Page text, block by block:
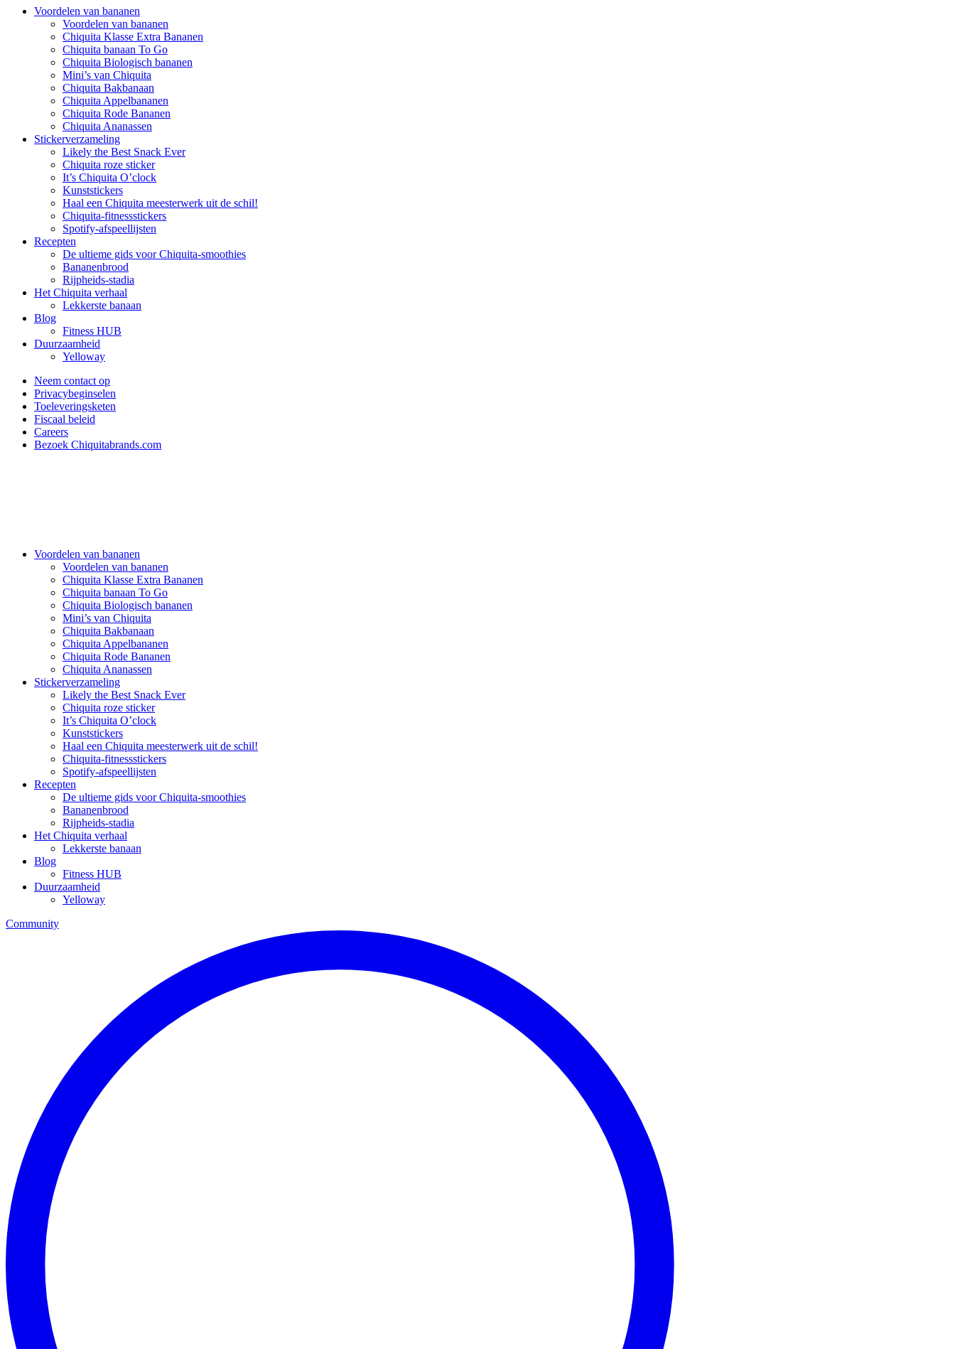
Voordelen van bananen
Voordelen van bananen
Chiquita Klasse Extra Bananen
Chiquita banaan To Go
Chiquita Biologisch bananen
Mini’s van Chiquita
Chiquita Bakbanaan
Chiquita Appelbananen
Chiquita Rode Bananen
Chiquita Ananassen
Stickerverzameling
Likely the Best Snack Ever
Chiquita roze sticker
It’s Chiquita O’clock
Kunststickers
Haal een Chiquita meesterwerk uit de schil!
Chiquita-fitnessstickers
Spotify-afspeellijsten
Recepten
De ultieme gids voor Chiquita-smoothies
Bananenbrood
Rijpheids-stadia
Het Chiquita verhaal
Lekkerste banaan
Blog
Fitness HUB
Duurzaamheid
Yelloway
Neem contact op
Privacybeginselen
Toeleveringsketen
Fiscaal beleid
Careers
Bezoek Chiquitabrands.com
Voordelen van bananen
Voordelen van bananen
Chiquita Klasse Extra Bananen
Chiquita banaan To Go
Chiquita Biologisch bananen
Mini’s van Chiquita
Chiquita Bakbanaan
Chiquita Appelbananen
Chiquita Rode Bananen
Chiquita Ananassen
Stickerverzameling
Likely the Best Snack Ever
Chiquita roze sticker
It’s Chiquita O’clock
Kunststickers
Haal een Chiquita meesterwerk uit de schil!
Chiquita-fitnessstickers
Spotify-afspeellijsten
Recepten
De ultieme gids voor Chiquita-smoothies
Bananenbrood
Rijpheids-stadia
Het Chiquita verhaal
Lekkerste banaan
Blog
Fitness HUB
Duurzaamheid
Yelloway
Community